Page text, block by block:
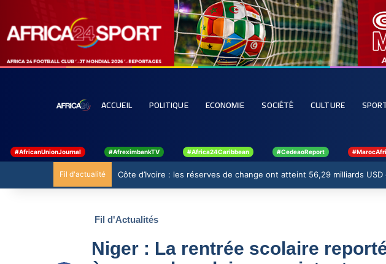
ACCUEIL POLITIQUE ECONOMIE SOCIÉTÉ CULTURE
#AfricanUnionJournal #AfreximbankTV #Africa24Caribbean #CedeaoReport
Fil d'actualité Côte d’Ivoire : les réserves de change ont atteint 56,29 milliards USD
Fil d'Actualités
Niger : La rentrée scolaire